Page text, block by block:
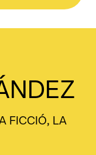
FICCIÓ, LA